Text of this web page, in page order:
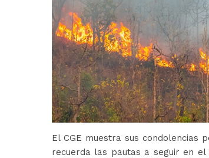
El CGE muestra sus condolencias
recuerda las pautas a seguir en